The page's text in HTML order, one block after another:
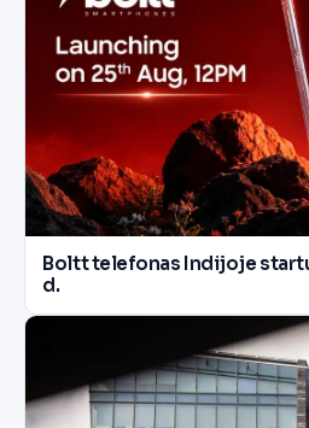
Boltt telefonas Indijoje
d.